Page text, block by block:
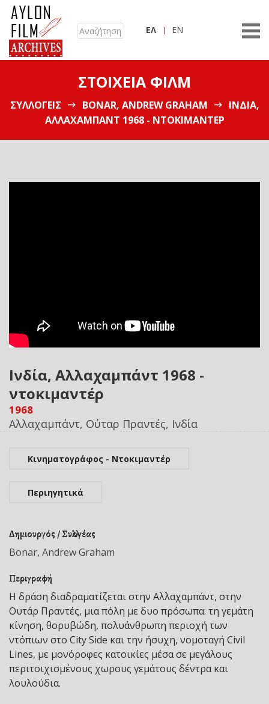
ΕΛ EN
ΣΤΟΙΧΕΊΑ ΦΙΛΜ
ΣΥΛΛΟΓΕΊΣ BONAR, ANDREW GRAHAM
ΙΝΔΊΑ,
ΑΛΛΑΧΑΜΠΆΝΤ 1968 - ΝΤΟΚΙΜΑΝΤΈΡ
Ινδία, Αλλαχαμπάντ 1968 -
ντοκιμαντέρ
1968
Αλλαχαμπάντ, Ούταρ Πραντές, Ινδία
Κινηματογράφος - Ντοκιμαντέρ
Περιηγητικά
Δημιουργός / Συλλογέας
Bonar, Andrew Graham
Περιγραφή
Η δράση διαδραματίζεται στην Αλλαχαμπάντ, στην
Ουτάρ Πραντές, μια πόλη με δυο πρόσωπα: τη γεμάτη
κίνηση, θορυβώδη, πολυάνθρωπη περιοχή των
ντόπιων στο City Side και την ήσυχη, νομοταγή Civil
Lines, με μονόροφες κατοικίες μέσα σε μεγάλους
περιτοιχισμένους χωρους γεμάτους δέντρα και
λουλούδια.